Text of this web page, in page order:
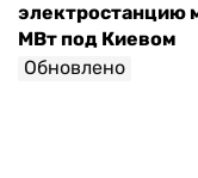
электростанцию
МВт под Киевом
Обновлено